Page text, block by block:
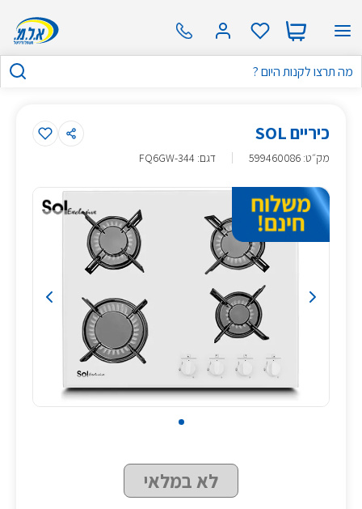
כיריים SOL
מק״ט:
599460086 דגם: FQ6GW-344
לא במלאי